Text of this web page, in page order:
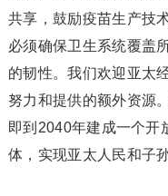
共享，鼓励疫苗生产技
必须确保卫生系统覆盖
的韧性。我们欢迎亚太
努力和提供的额外资源
即到2040年建成一个开
体，实现亚太人民和子